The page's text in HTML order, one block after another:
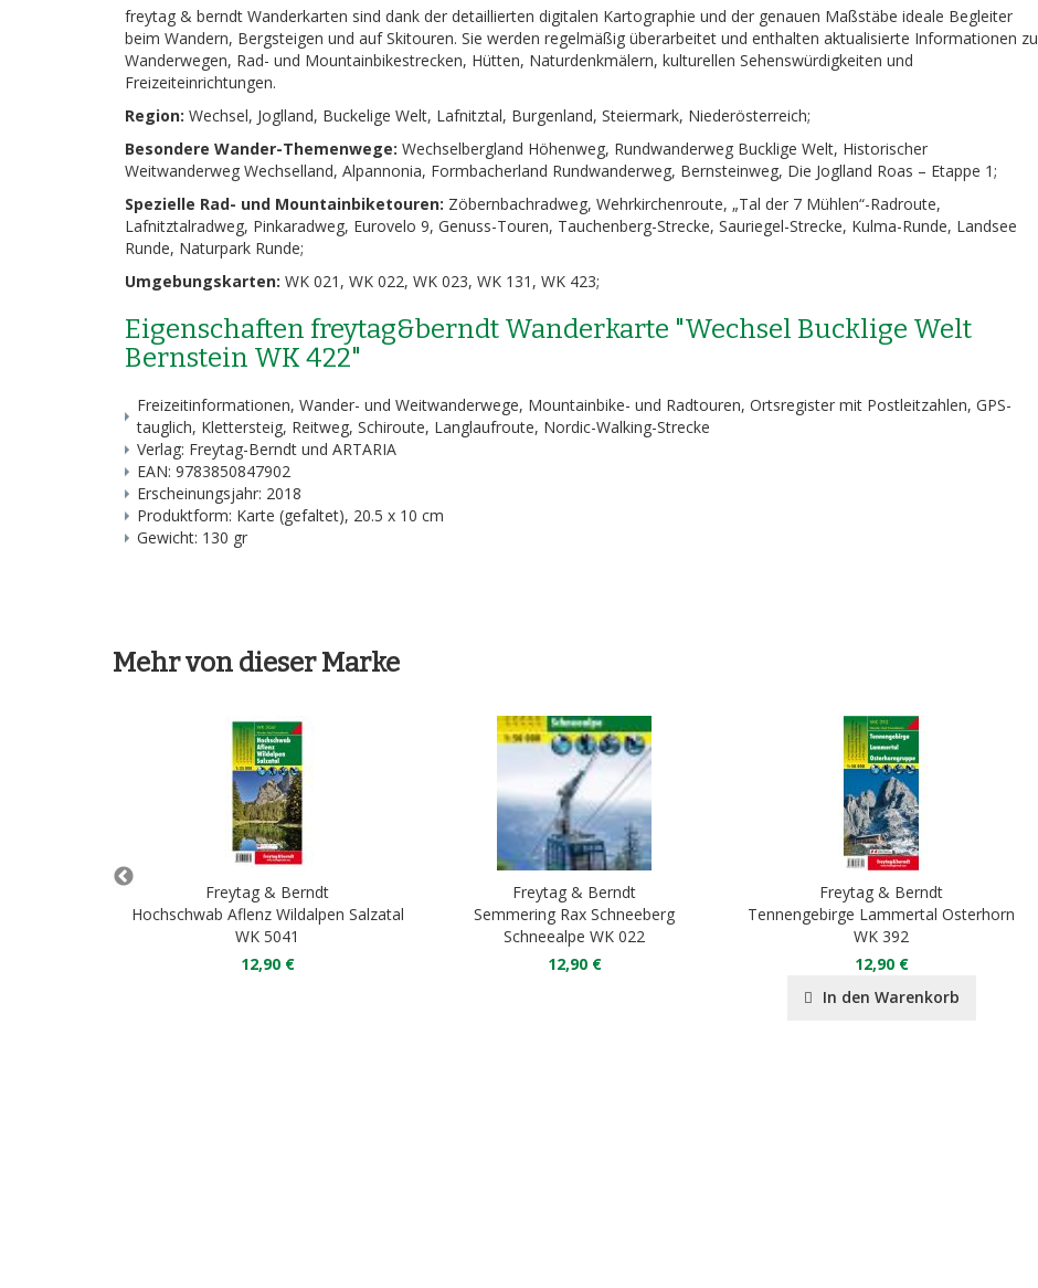
freytag & berndt Wanderkarten sind dank der detaillierten digitalen Kartographie und der genauen Maßstäbe ideale Begleiter
beim Wandern, Bergsteigen und auf Skitouren. Sie werden regelmäßig überarbeitet und enthalten aktualisierte Informationen zu
Wanderwegen, Rad- und Mountainbikestrecken, Hütten, Naturdenkmälern, kulturellen Sehenswürdigkeiten und
Freizeiteinrichtungen.
Region: Wechsel, Joglland, Buckelige Welt, Lafnitztal, Burgenland, Steiermark, Niederösterreich;
Besondere Wander-Themenwege: Wechselbergland Höhenweg, Rundwanderweg Bucklige Welt, Historischer
Weitwanderweg Wechselland, Alpannonia, Formbacherland Rundwanderweg, Bernsteinweg, Die Joglland Roas – Etappe 1;
Spezielle Rad- und Mountainbiketouren: Zöbernbachradweg, Wehrkirchenroute, „Tal der 7 Mühlen“-Radroute,
Lafnitztalradweg, Pinkaradweg, Eurovelo 9, Genuss-Touren, Tauchenberg-Strecke, Sauriegel-Strecke, Kulma-Runde, Landsee
Runde, Naturpark Runde;
Umgebungskarten: WK 021, WK 022, WK 023, WK 131, WK 423;
Eigenschaften freytag&berndt Wanderkarte "Wechsel Bucklige Welt
Bernstein WK 422"
Freizeitinformationen, Wander- und Weitwanderwege, Mountainbike- und Radtouren, Ortsregister mit Postleitzahlen, GPS-
tauglich, Klettersteig, Reitweg, Schiroute, Langlaufroute, Nordic-Walking-Strecke
Verlag: Freytag-Berndt und ARTARIA
EAN: 9783850847902
Erscheinungsjahr: 2018
Produktform: Karte (gefaltet), 20.5 x 10 cm
Gewicht: 130 gr
Mehr von dieser Marke
Freytag & Berndt
Hochschwab Aflenz Wildalpen Salzatal
WK 5041
12,90 €
Freytag & Berndt
Semmering Rax Schneeberg
Schneealpe WK 022
12,90 €
Freytag & Berndt
Tennengebirge Lammertal Osterhorn
WK 392
12,90 €
In den Warenkorb